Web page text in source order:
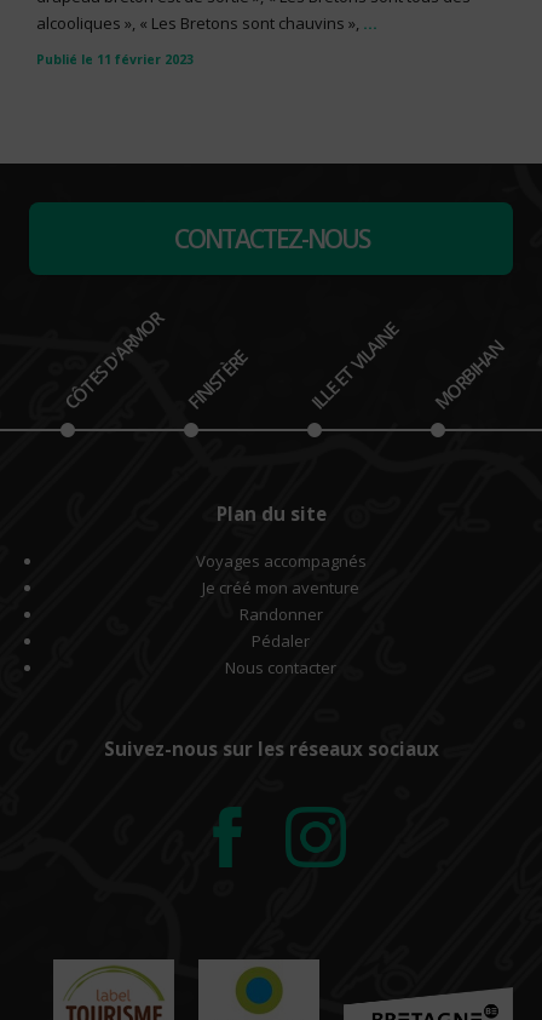
alcooliques », « Les Bretons sont chauvins », ...
Publié le 11 février 2023
CONTACTEZ-NOUS
CÔTES D'ARMOR FINISTÈRE ILLE ET VILAINE MORBIHAN
Plan du site
Voyages accompagnés
Je créé mon aventure
Randonner
Pédaler
Nous contacter
Suivez-nous sur les réseaux sociaux